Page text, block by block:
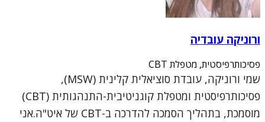
ורוניקה עובדיה
פסיכותרפיסטית, מטפלת CBT
שמי ורוניקה, עובדת סוציאלית קלינית (MSW),
פסיכותרפיסטית ומטפלת קוגניטיבית-התנהגותית (CBT)
מוסמכת, בתהליך הסמכה להדרכה ב-CBT של איט"ה.אני